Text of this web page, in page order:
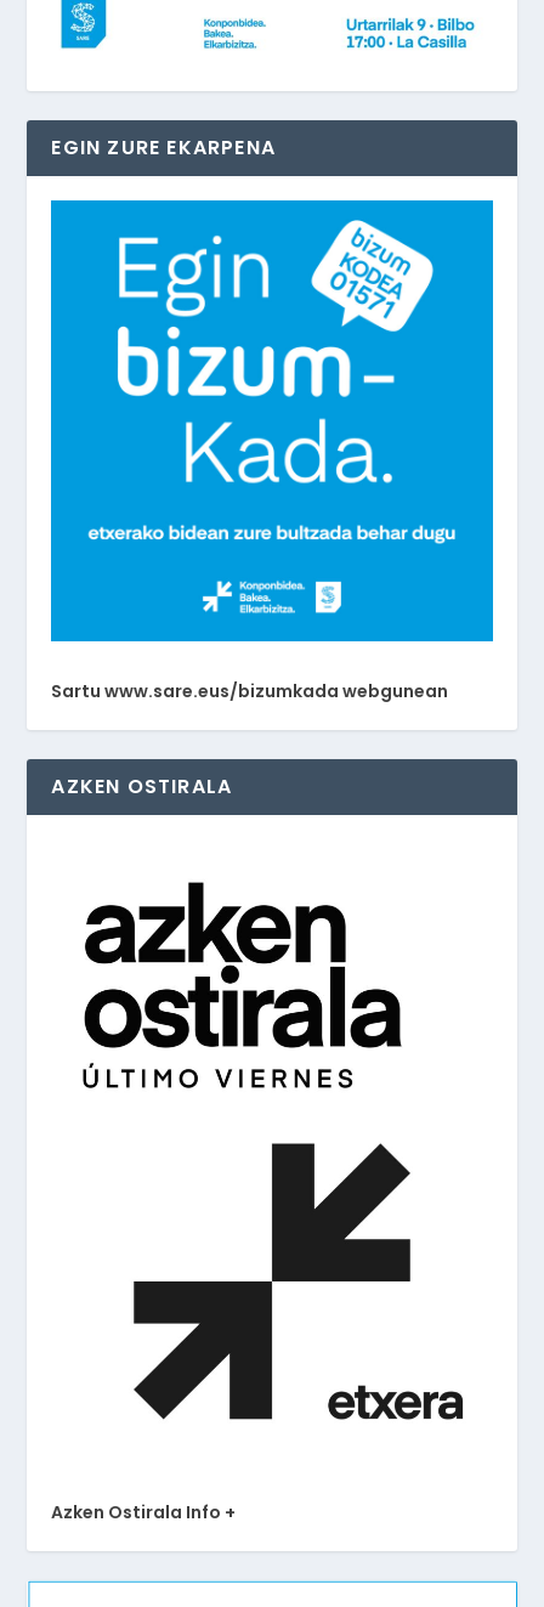
EGIN ZURE EKARPENA
Sartu www.sare.eus/bizumkada webgunean
AZKEN OSTIRALA
Azken Ostirala Info +